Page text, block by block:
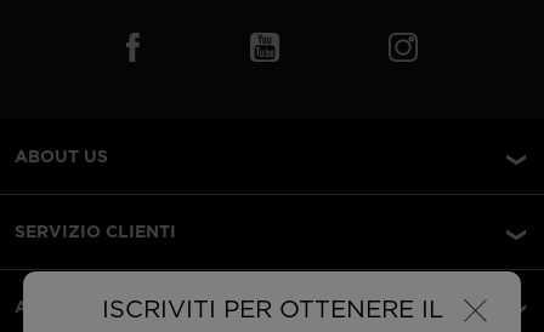
×
ISCRIVITI PER OTTENERE IL
ABOUT US
SERVIZIO CLIENTI
AREA LEGALE